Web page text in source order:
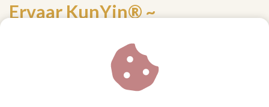
Ervaar KunYin® ~
Introductieclass
In 60 minuten ervaar je wat KunYin® werkelijk is.
Een zachte, krachtige, sensuele reis onder begeleiding van een
gecertificeerde KunYin® Instructor.